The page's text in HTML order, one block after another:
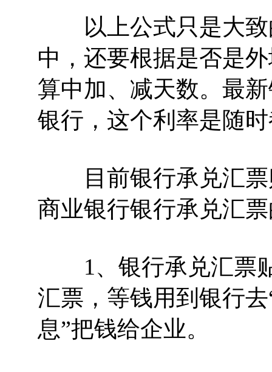
以上公式只是大致
中，还要根据是否是
算中加、减天数。最
银行，这个利率是随
目前银行承兑汇票
商业银行银行承兑汇
1、银行承兑汇票贴
汇票，等钱用到银行
息”把钱给企业。